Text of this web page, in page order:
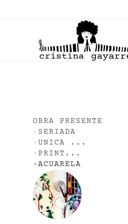
OBRA PRESENTE
· SERIADA
· UNICA ...
· PRINT ...
· ACUARELA